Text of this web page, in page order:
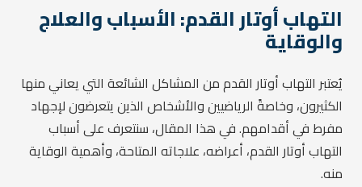
التهاب أوتار القدم: الأسباب والعلاج
والوقاية
يُعتبر التهاب أوتار القدم من المشاكل الشائعة التي يعاني منها
الكثيرون، وخاصةً الرياضيين والأشخاص الذين يتعرضون لإجهاد
مفرط في أقدامهم. في هذا المقال، سنتعرف على أسباب
التهاب أوتار القدم، أعراضه، علاجاته المتاحة، وأهمية الوقاية
منه.